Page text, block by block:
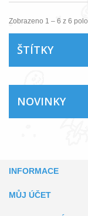
Zobrazeno 1 – 6 z 6
ŠTÍTKY
NOVINKY
INFORMACE
MŮJ ÚČET